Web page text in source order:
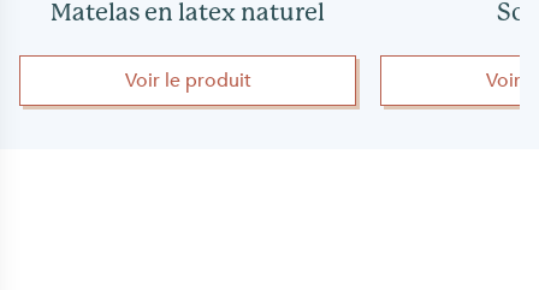
Matelas en latex naturel
Voir le produit Voir